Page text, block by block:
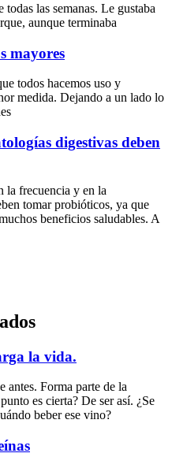
las semanas. Le gustaba
aunque terminaba
mayores
todos hacemos uso y
medida. Dejando a un lado lo
digestivas deben
la frecuencia y en la
tomar probióticos, ya que
beneficios saludables. A
la vida.
antes. Forma parte de la
es cierta? De ser así. ¿Se
beber ese vino?